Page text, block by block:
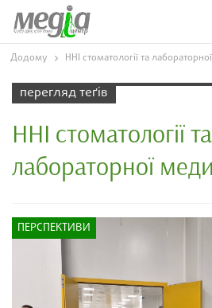
Додому ННІ стоматології та
перегляд теґів
ННІ стоматології та
лабораторної
ПЕРСПЕКТИВИ